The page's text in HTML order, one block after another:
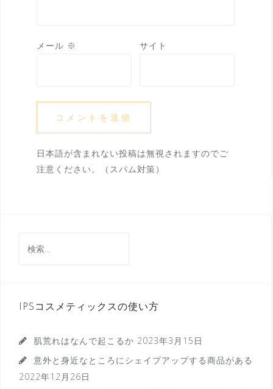
メール ※ サイト
日本語が含まれない投稿は無視されますのでご
注意ください。（スパム対策）
索:
IPSコスメティックスの使い方
肌荒れはなんで起こるか 2023年3月15日
意外と身近なところにシェイプアップする商品がある
2022年12月26日